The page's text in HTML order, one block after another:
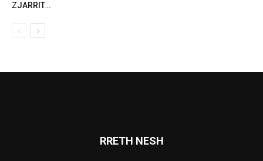
ZJARRIT...
RRETH NESH